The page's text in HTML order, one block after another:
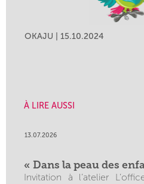
OKAJU | 15.10.2024
À LIRE AUSSI
13.07.2026
« Dans la peau des
Invitation à l’atelier